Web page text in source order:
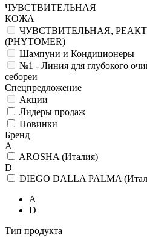
ЧУВСТВИТЕЛЬНАЯ
КОЖА
ЧУВСТВИТЕЛЬНАЯ,
(PHYTOMER)
Шампуни и Кондиционеры
№1 - Линия для глубокого
себореи
Спецпредложение
Акции
Лидеры продаж
Новинки
Бренд
A
AROSHA (Италия)
D
DIEGO DALLA PALMA
A
D
Тип продукта